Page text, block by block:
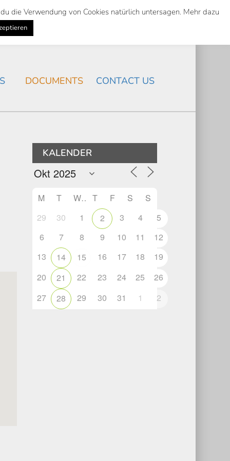
Suche
Search
NEWS
DOCUMENTS CONTACT US
KALENDER
M T W T F S
S
29
30 1 2 3 4
5
6
7 8 9 10 11
12
13
14 15 16 17 18
19
20
21 22 23 24 25
26
27
28 29 30 31 1 2
die Verwendung von Cookies natürlich untersagen. Mehr dazu